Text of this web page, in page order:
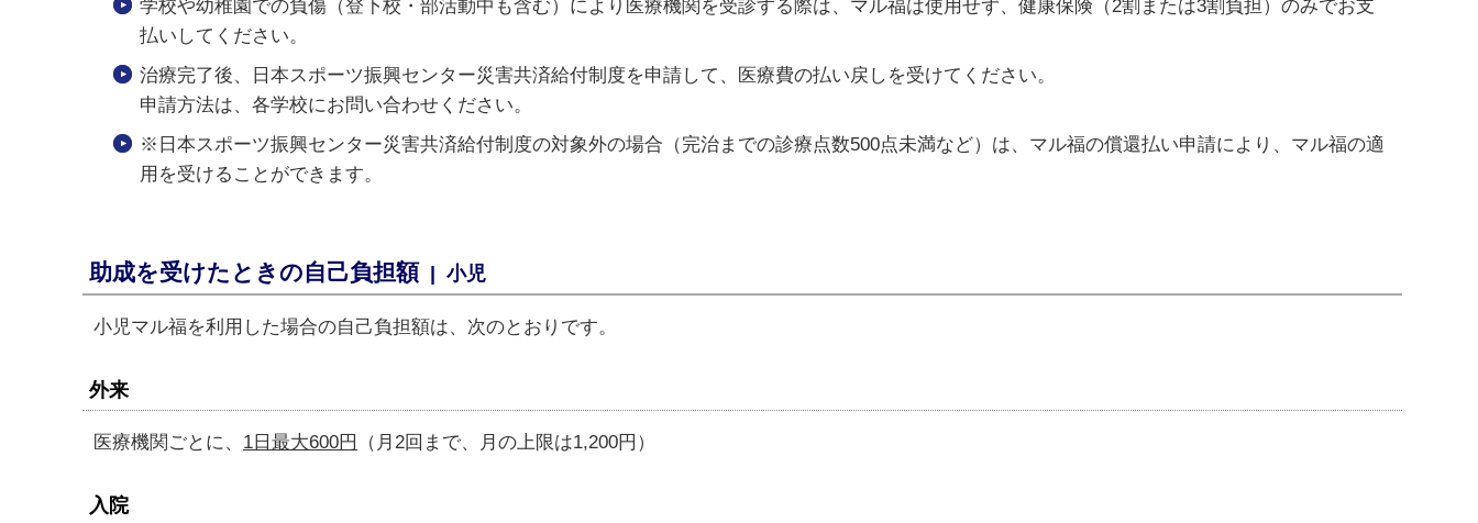
学校や幼稚園での負傷（登下校・部活動中も含む）により医療機関を受診する際は、マル福は使用せず、健康保険（2割または3割負担）のみでお支
払いしてください。
治療完了後、日本スポーツ振興センター災害共済給付制度を申請して、医療費の払い戻しを受けてください。
申請方法は、各学校にお問い合わせください。
※日本スポーツ振興センター災害共済給付制度の対象外の場合（完治までの診療点数500点未満など）は、マル福の償還払い申請により、マル福の適
用を受けることができます。
助成を受けたときの自己負担額 | 小児
小児マル福を利用した場合の自己負担額は、次のとおりです。
外来
医療機関ごとに、 1日最大600円 （月2回まで、月の上限は1,200円）
入院